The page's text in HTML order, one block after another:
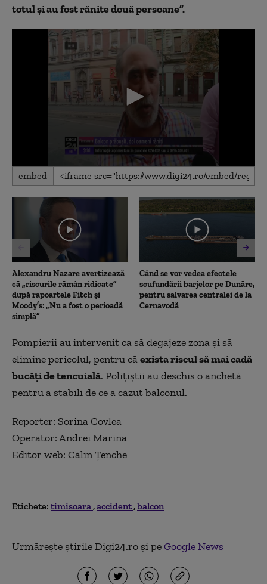
totul şi au fost rănite două persoane”.
0
seconds
54
seconds
embed
Alexandru Nazare avertizează
că „riscurile rămân ridicate”
după rapoartele Fitch și
Moody’s: „Nu a fost o perioadă
simplă”
Când se vor vedea efectele
scufundării barjelor pe Dunăre,
pentru salvarea centralei de la
Cernavodă
Pompierii au intervenit ca să degajeze zona şi să
elimine pericolul, pentru căexista riscul să mai cadă
bucăţi de tencuială. Poliţiştii au deschis o anchetă
pentru a stabili de ce a căzut balconul.
Reporter: Sorina Covlea
Operator: Andrei Marina
Editor web: Călin Țenche
Etichete: timisoara accident balcon
Urmărește știrile Digi24.ro și peGoogle News